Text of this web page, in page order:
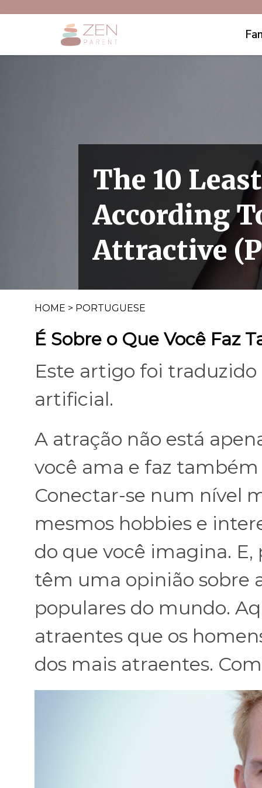
The 10
According
Attractive
HOME > PORTUGUESE
É Sobre o Que Você Faz
Este artigo foi
artificial.
A atração não está
você ama e faz
Conectar-se num nível
mesmos hobbies e
do que você imagina.
têm uma opinião sobre
populares do mundo.
atraentes que os
dos mais atraentes.